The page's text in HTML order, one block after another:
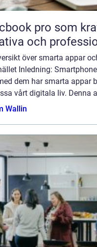
pro som
och
över smarta appar
Inledning:
dem har smarta appar
vårt digitala liv. Denna
Wallin